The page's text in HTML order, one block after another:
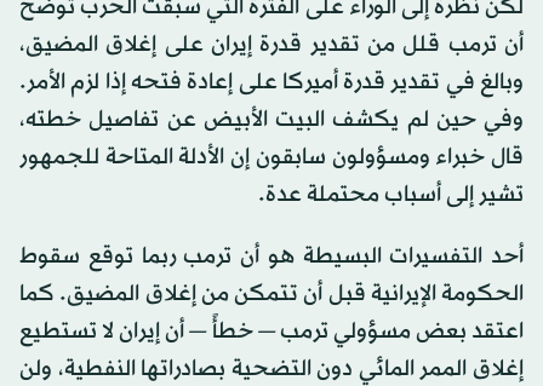
لكن نظرة إلى الوراء على الفترة التي سبقت الحرب توضح
أن ترمب قلل من تقدير قدرة إيران على إغلاق المضيق،
وبالغ في تقدير قدرة أميركا على إعادة فتحه إذا لزم الأمر.
وفي حين لم يكشف البيت الأبيض عن تفاصيل خطته،
قال خبراء ومسؤولون سابقون إن الأدلة المتاحة للجمهور
تشير إلى أسباب محتملة عدة.
أحد التفسيرات البسيطة هو أن ترمب ربما توقع سقوط
الحكومة الإيرانية قبل أن تتمكن من إغلاق المضيق. كما
اعتقد بعض مسؤولي ترمب — خطأً — أن إيران لا تستطيع
إغلاق الممر المائي دون التضحية بصادراتها النفطية، ولن